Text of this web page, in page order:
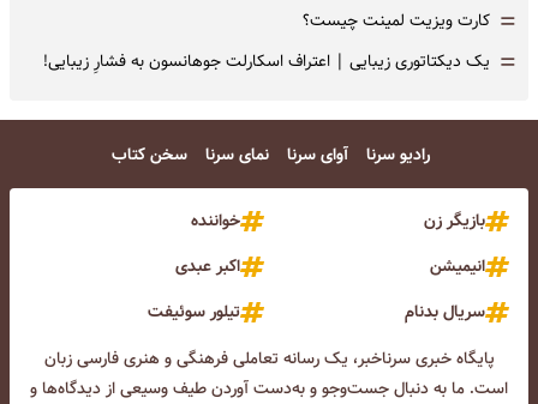
= کارت ویزیت لمینت چیست؟
= یک دیکتاتوری زیبایی | اعتراف اسکارلت جوهانسون به فشارِ زیبایی!
رادیو سرنا آوای سرنا نمای سرنا سخن کتاب
بازیگر زن
خواننده
انیمیشن
اکبر عبدی
سریال بدنام
تیلور سوئیفت
پایگاه خبری سرناخبر، یک رسانه تعاملی فرهنگی و هنری فارسی زبان
است. ما به دنبال جست‌و‌جو و به‌دست آوردن طیف وسیعی از دیدگاه‌ها و